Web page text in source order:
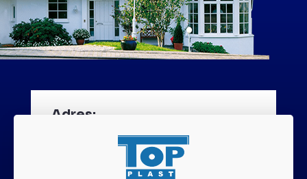
Adres:
ul.Warszawska 2d 59-800 Lubań